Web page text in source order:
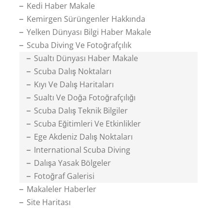
Kedi Haber Makale
Kemirgen Sürüngenler Hakkında
Yelken Dünyası Bilgi Haber Makale
Scuba Diving Ve Fotoğrafçılık
Sualtı Dünyası Haber Makale
Scuba Dalış Noktaları
Kıyı Ve Dalış Haritaları
Sualtı Ve Doğa Fotoğrafçılığı
Scuba Dalış Teknik Bilgiler
Scuba Eğitimleri Ve Etkinlikler
Ege Akdeniz Dalış Noktaları
International Scuba Diving
Dalışa Yasak Bölgeler
Fotoğraf Galerisi
Makaleler Haberler
Site Haritası